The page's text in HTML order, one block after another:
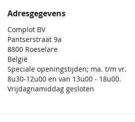
Adresgegevens
Complot BV
Pantserstraat 9a
8800 Roeselare
België
Speciale openingstijden; ma. t/m vr.
8u30-12u00 en van 13u00 - 18u00.
Vrijdagnamiddag gesloten